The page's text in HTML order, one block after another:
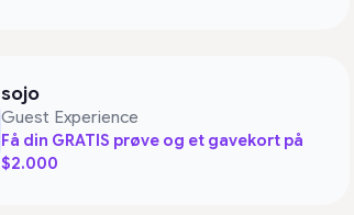
sojo
Guest Experience
Få din GRATIS prøve og et gavekort på
$2.000